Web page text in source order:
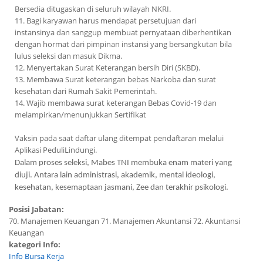
Bersedia ditugaskan di seluruh wilayah NKRI.
11. Bagi karyawan harus mendapat persetujuan dari
instansinya dan sanggup membuat pernyataan diberhentikan
dengan hormat dari pimpinan instansi yang bersangkutan bila
lulus seleksi dan masuk Dikma.
12. Menyertakan Surat Keterangan bersih Diri (SKBD).
13. Membawa Surat keterangan bebas Narkoba dan surat
kesehatan dari Rumah Sakit Pemerintah.
14. Wajib membawa surat keterangan Bebas Covid-19 dan
melampirkan/menunjukkan Sertifikat
Vaksin pada saat daftar ulang ditempat pendaftaran melalui
Aplikasi PeduliLindungi.
Dalam proses seleksi, Mabes TNI membuka enam materi yang
diuji. Antara lain administrasi, akademik, mental ideologi,
kesehatan, kesemaptaan jasmani, Zee dan terakhir psikologi.
Posisi Jabatan:
70. Manajemen Keuangan 71. Manajemen Akuntansi 72. Akuntansi
Keuangan
kategori Info:
Info Bursa Kerja